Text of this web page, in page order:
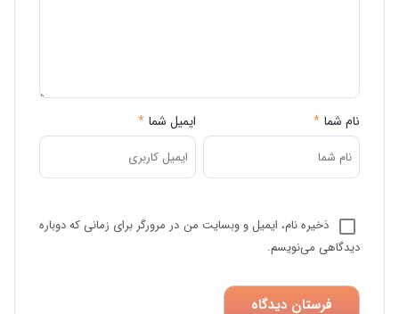
نام شما * ایمیل شما *
ذخیره نام، ایمیل و وبسایت من در مرورگر برای زمانی که دوباره
دیدگاهی می‌نویسم.